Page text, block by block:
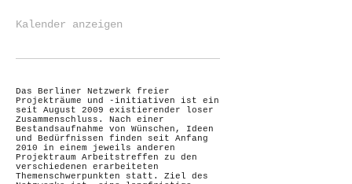
Kalender anzeigen
Das Berliner Netzwerk freier
Projekträume und -initiativen ist ein
seit August 2009 existierender loser
Zusammenschluss. Nach einer
Bestandsaufnahme von Wünschen, Ideen
und Bedürfnissen finden seit Anfang
2010 in einem jeweils anderen
Projektraum Arbeitstreffen zu den
verschiedenen erarbeiteten
Themenschwerpunkten statt. Ziel des